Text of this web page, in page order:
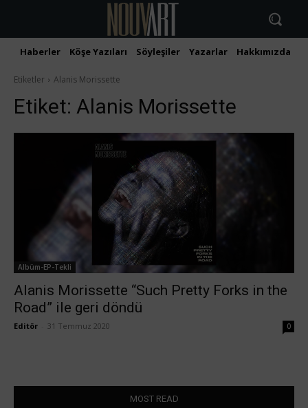
Haberler Köşe Yazıları Söyleşiler Yazarlar Hakkımızda
Etiketler Alanis Morissette
Etiket: Alanis Morissette
Albüm-EP-Tekli
Alanis Morissette “Such Pretty Forks in the
Road” ile geri döndü
Editör 31 Temmuz 2020 0
MOST READ